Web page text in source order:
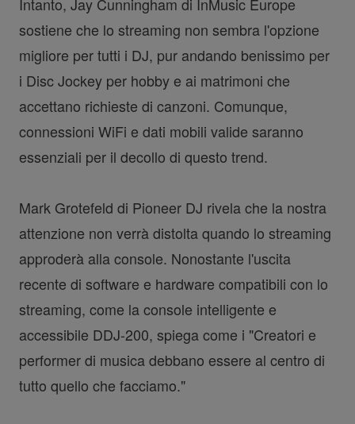
sostiene che lo streaming non sembra l'opzione
migliore per tutti i DJ, pur andando benissimo per
i Disc Jockey per hobby e ai matrimoni che
accettano richieste di canzoni. Comunque,
connessioni WiFi e dati mobili valide saranno
essenziali per il decollo di questo trend.
Mark Grotefeld di Pioneer DJ rivela che la nostra
attenzione non verrà distolta quando lo streaming
approderà alla console. Nonostante l'uscita
recente di software e hardware compatibili con lo
streaming, come la console intelligente e
accessibile DDJ-200, spiega come i "Creatori e
performer di musica debbano essere al centro di
tutto quello che facciamo."